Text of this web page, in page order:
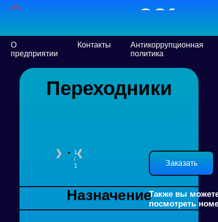
О
предприятии
Контакты
Антикоррупционная
политика
Переходники
1
/
1
❮
❯
Заказать
Также вы
посмотреть
Назначение